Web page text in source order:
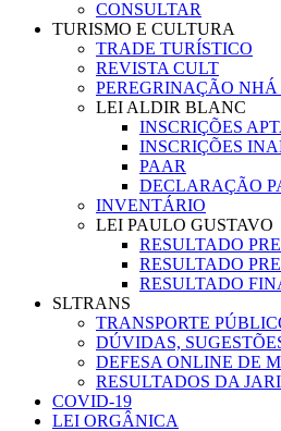
CONSULTAR
TURISMO E CULTURA
TRADE TURÍSTICO
REVISTA CULT
PEREGRINAÇÃO NHÁ
LEI ALDIR BLANC
INSCRIÇÕES
INSCRIÇÕES
PAAR
DECLARAÇÃO
INVENTÁRIO
LEI PAULO GUSTAVO
RESULTADO
RESULTADO
RESULTADO
SLTRANS
TRANSPORTE
DÚVIDAS,
DEFESA ONLINE DE
RESULTADOS DA
COVID-19
LEI ORGÂNICA